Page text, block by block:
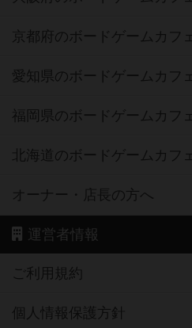
京都府のボードゲームカフ
愛知県のボードゲームカフ
福岡県のボードゲームカフ
北海道のボードゲームカフ
オーナー・店長の方へ
運営者情報
ご利用規約
個人情報保護方針